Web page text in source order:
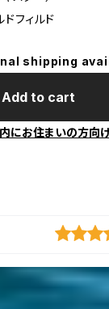
フィルド
shipping
Add to cart
にお住まいの方向